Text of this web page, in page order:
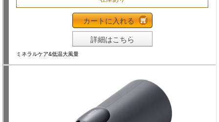
カートに入れる
詳細はこちら
ミネラルケア&低温大風量